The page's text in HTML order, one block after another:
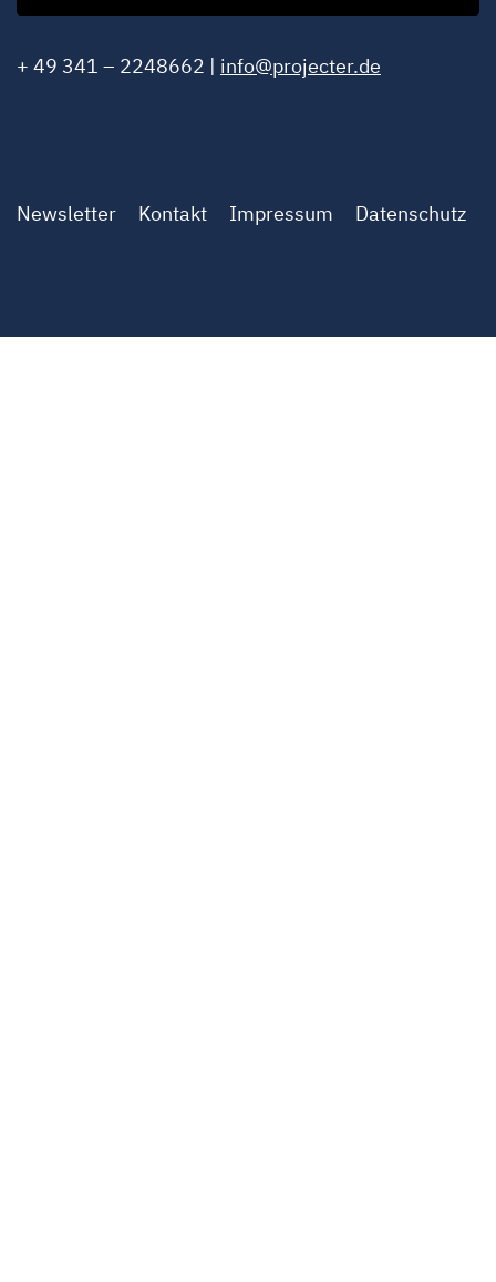
+ 49 341 – 2248662 | info@projecter.de
Newsletter Kontakt Impressum Datenschutz